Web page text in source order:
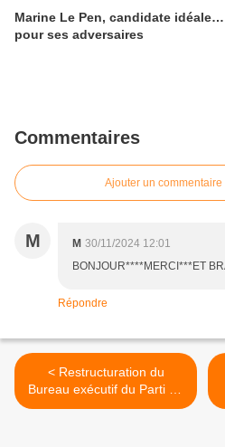
Marine Le Pen, candidate idéale…
pour ses adversaires
Commentaires
Ajouter un commentaire
M M 30/11/2024 12:01
BONJOUR****MERCI***ET
Répondre
< Restructuration du
Bureau exécutif du Parti de
la France